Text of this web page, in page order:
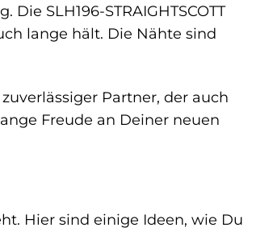
SLH196-STRAIGHTSCOTT
lange hält. Die Nähte sind
Partner, der auch
Freude an Deiner neuen
Hier sind einige Ideen, wie Du